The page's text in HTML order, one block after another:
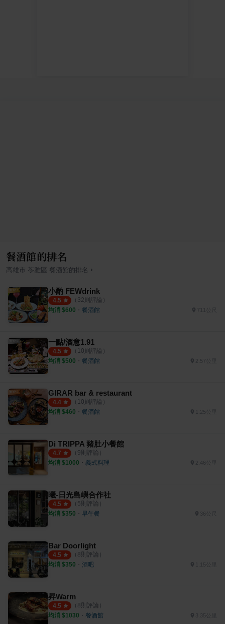
餐酒館的排名
高雄市 苓雅區 餐酒館 的排名 ›
小酌 FEWdrink
4.5 （ 32則評論）
均消 $600 ・ 餐酒館
一點/酒意1.91
4.5 （ 10則評論）
均消 $500 ・ 餐酒館 2.57公里
GIRAR bar & restaurant
4.4 （ 10則評論）
均消 $460 ・ 餐酒館 1.25公里
Di TRIPPA 豬肚小餐館
4.7 （ 9則評論）
均消 $1000 ・ 義式料理 2.46公里
曦-日光島嶼合作社
4.5 （ 5則評論）
均消 $350 ・ 早午餐
Bar Doorlight
4.5 （ 8則評論）
均消 $350 ・ 酒吧 1.15公里
昇Warm
4.5 （ 8則評論）
均消 $1030 ・ 餐酒館 3.35公里